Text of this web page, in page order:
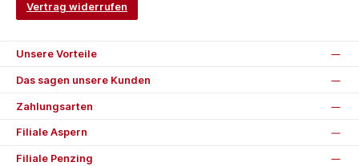
Vertrag widerrufen
Unsere Vorteile
Das sagen unsere Kunden
Zahlungsarten
Filiale Aspern
Filiale Penzing